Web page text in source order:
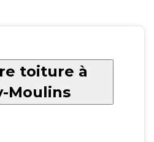
toiture à
Moulins